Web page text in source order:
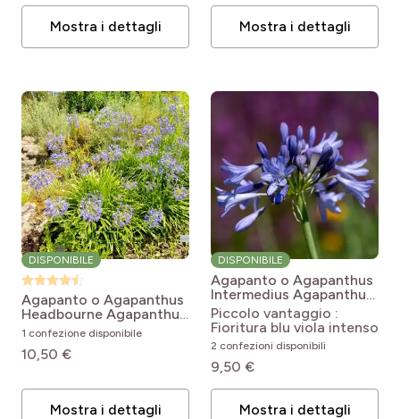
Mostra i dettagli Mostra i dettagli
DISPONIBILE
Agapanto o Agapanthus
Headbourne Agapanthus
Hybride Headbourne Blue
1 confezione disponibile
10,50 €
Mostra i dettagli
DISPONIBILE
Agapanto o Agapanthus
Intermedius Agapanthus
inapertus Intermedius
Piccolo vantaggio :
Fioritura blu viola intenso
2 confezioni disponibili
9,50 €
Mostra i dettagli